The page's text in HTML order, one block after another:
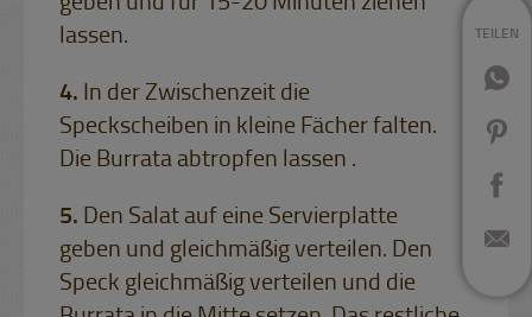
TEILEN
lassen.
In der Zwischenzeit die
Speckscheiben in kleine Fächer falten.
Die Burrata abtropfen lassen .
Den Salat auf eine Servierplatte
geben und gleichmäßig verteilen. Den
Speck gleichmäßig verteilen und die